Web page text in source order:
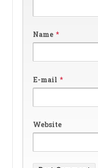
Name *
E-mail *
Website